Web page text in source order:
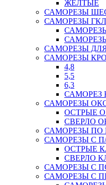
ЖЕЛТЫЕ
САМОРЕЗЫ
САМОРЕЗЫ
САМОРЕЗЫ
САМОРЕЗЫ
4,8
5,5
6,3
САМОРЕЗ
САМОРЕЗЫ
ОСТРЫЕ
СВЕРЛО
САМОРЕЗЫ ПО
САМОРЕЗЫ С
ОСТРЫЕ
СВЕРЛО
САМОРЕЗЫ С
САМОРЕЗЫ С